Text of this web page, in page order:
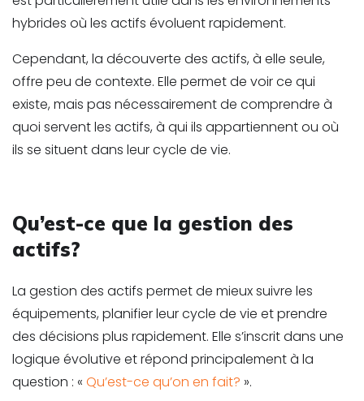
hybrides où les actifs évoluent rapidement.
Cependant, la découverte des actifs, à elle seule,
offre peu de contexte. Elle permet de voir ce qui
existe, mais pas nécessairement de comprendre à
quoi servent les actifs, à qui ils appartiennent ou où
ils se situent dans leur cycle de vie.
Qu’est-ce que la gestion des
actifs?
La gestion des actifs permet de mieux suivre les
équipements, planifier leur cycle de vie et prendre
des décisions plus rapidement. Elle s’inscrit dans une
logique évolutive et répond principalement à la
question : « Qu’est-ce qu’on en fait? ».